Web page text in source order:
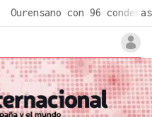
Ourensano con 96 condenas